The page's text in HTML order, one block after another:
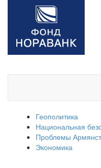
Геополитика
Национальная
Проблемы
Экономика